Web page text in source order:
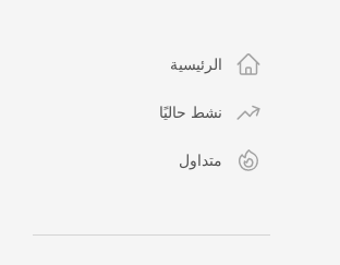
الرئيسية
نشط حاليًا
متداول